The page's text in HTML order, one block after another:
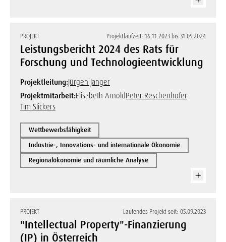
PROJEKT Projektlaufzeit: 16.11.2023 bis 31.05.2024
Leistungsbericht 2024 des Rats für
Forschung und Technologieentwicklung
Projektleitung:Jürgen Janger
Projektmitarbeit:Elisabeth ArnoldPeter Reschenhofer
Tim Slickers
Wettbewerbsfähigkeit
Industrie-, Innovations- und internationale Ökonomie
Regionalökonomie und räumliche Analyse
PROJEKT Laufendes Projekt seit: 05.09.2023
"Intellectual Property"-Finanzierung
(IP) in Österreich